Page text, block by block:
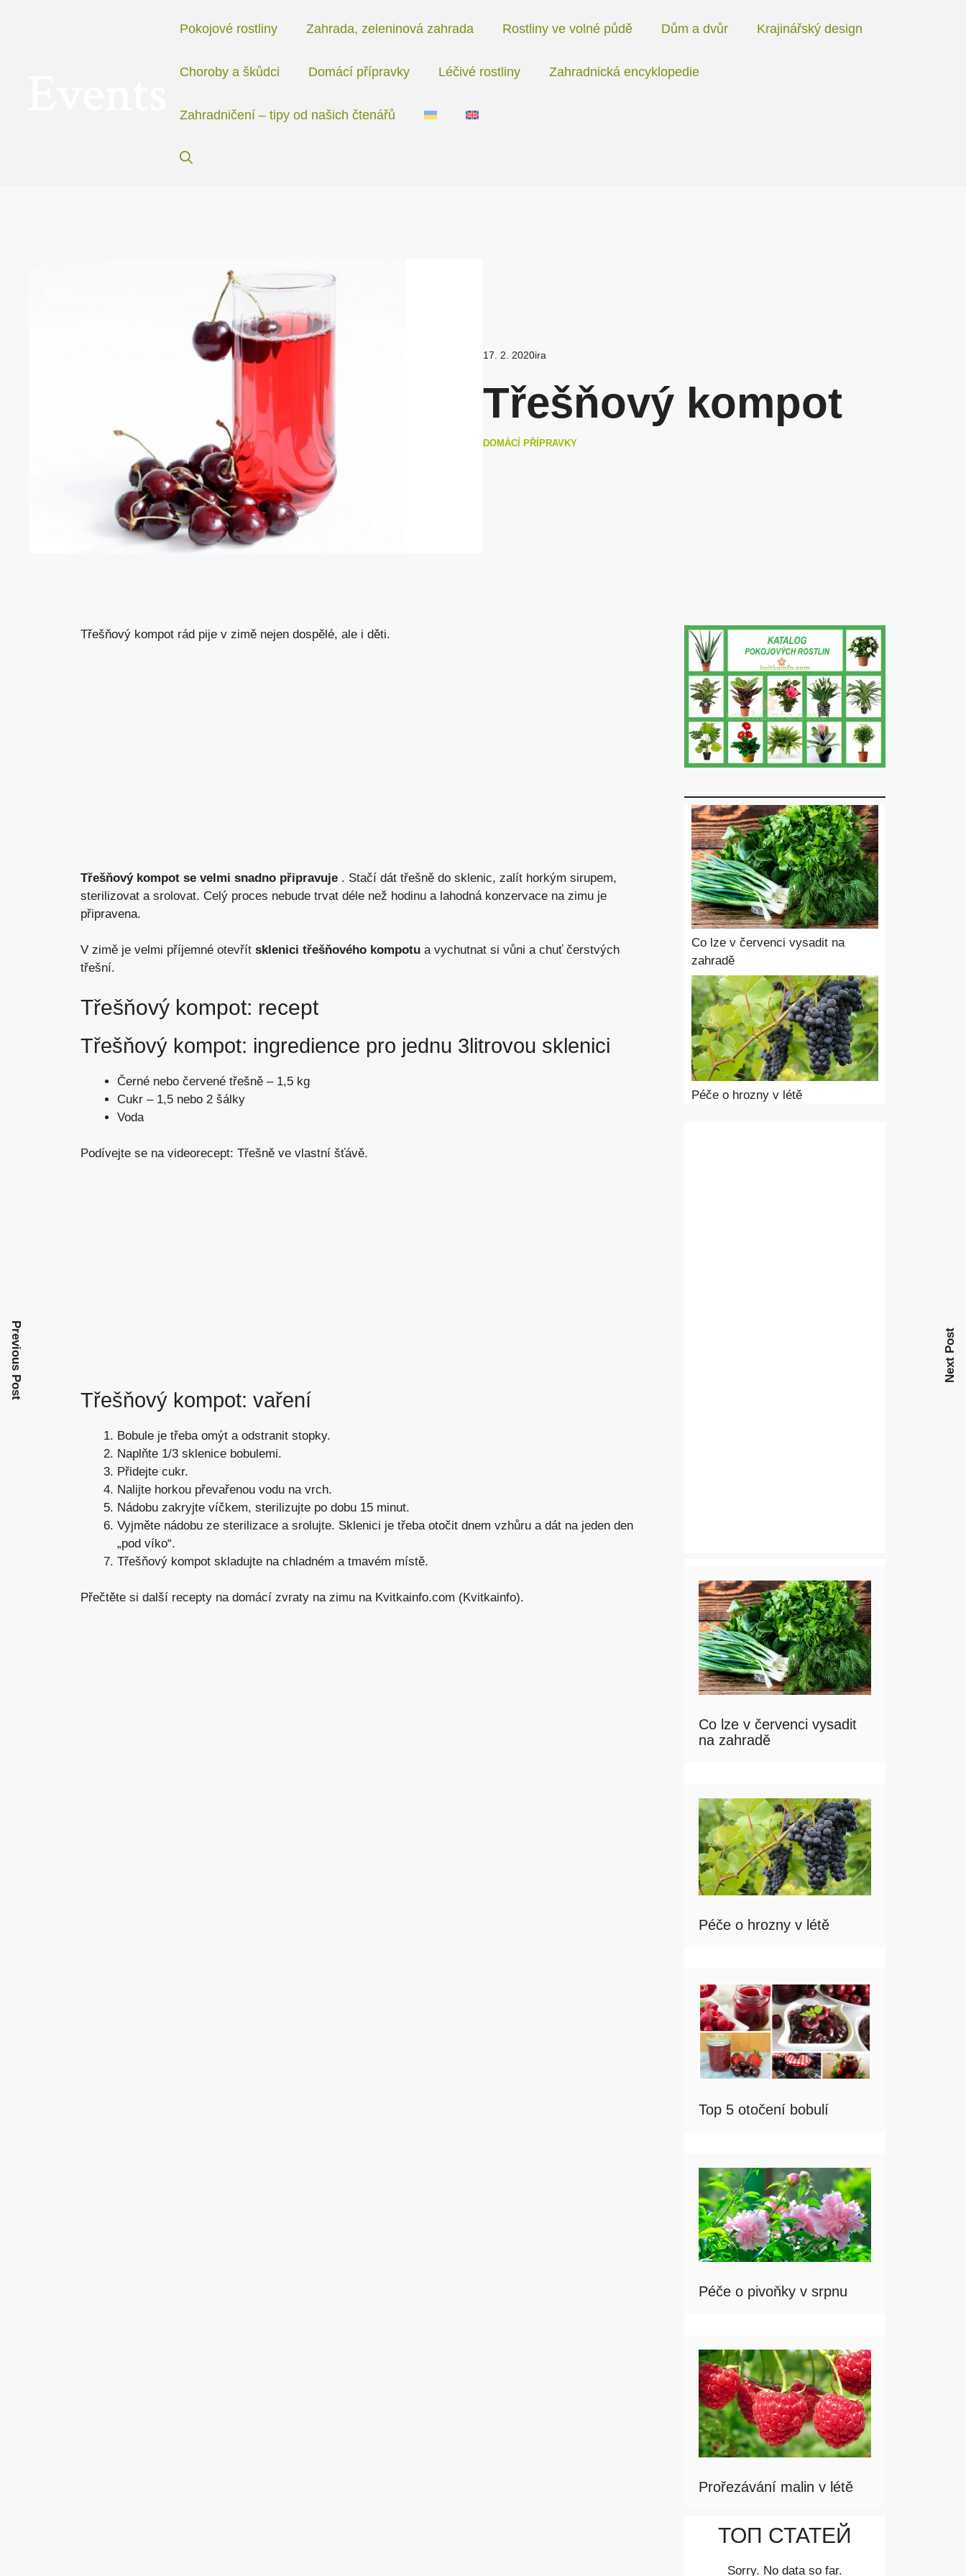
Pokojové rostliny Zahrada, zeleninová zahrada Rostliny ve volné půdě Dům a dvůr Krajinářský design
Choroby a škůdci Domácí přípravky Léčivé rostliny Zahradnická encyklopedie
Zahradničení – tipy od našich čtenářů
17. 2. 2020ira
Třešňový kompot
DOMÁCÍ PŘÍPRAVKY
Třešňový kompot rád pije v zimě nejen dospělé, ale i děti.
Třešňový kompot se velmi snadno připravuje . Stačí dát třešně do sklenic, zalít horkým sirupem,
sterilizovat a srolovat. Celý proces nebude trvat déle než hodinu a lahodná konzervace na zimu je
připravena.
V zimě je velmi příjemné otevřít sklenici třešňového kompotu a vychutnat si vůni a chuť čerstvých
třešní.
Třešňový kompot: recept
Třešňový kompot: ingredience pro jednu 3litrovou sklenici
Černé nebo červené třešně – 1,5 kg
Cukr – 1,5 nebo 2 šálky
Voda
Podívejte se na videorecept: Třešně ve vlastní šťávě.
Třešňový kompot: vaření
Bobule je třeba omýt a odstranit stopky.
Naplňte 1/3 sklenice bobulemi.
Přidejte cukr.
Nalijte horkou převařenou vodu na vrch.
Nádobu zakryjte víčkem, sterilizujte po dobu 15 minut.
Vyjměte nádobu ze sterilizace a srolujte. Sklenici je třeba otočit dnem vzhůru a dát na jeden den
„pod víko“.
Třešňový kompot skladujte na chladném a tmavém místě.
Přečtěte si další recepty na domácí zvraty na zimu na Kvitkainfo.com (Kvitkainfo).
Previous Post Next Post
Co lze v červenci vysadit na
zahradě
Péče o hrozny v létě
Co lze v červenci vysadit
na zahradě
Péče o hrozny v létě
Top 5 otočení bobulí
Péče o pivoňky v srpnu
Prořezávání malin v létě
ТОП СТАТЕЙ
Sorry. No data so far.